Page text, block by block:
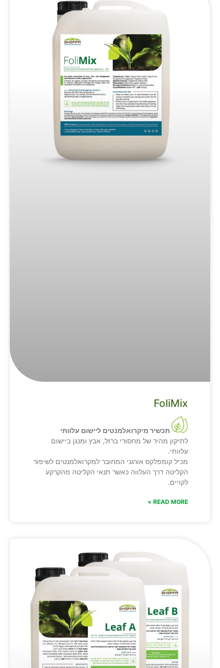
FoliMix
תכשיר מיקרואלמנטים ליישום עלוותי
לתיקון מהיר של מחסורי ברזל, אבץ ומנגן ביישום
עלוותי.
מכיל קומפלקס אורגני המחובר למקרואלמנטים לשיפור
הקליטה דרך העלווה כאשר תנאי הקליטה מהקרקע
לקויים.
READ MORE »